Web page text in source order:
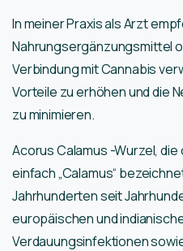
In meiner Praxis als Arzt
Nahrungsergänzungsmittel
Verbindung mit Cannabis
Vorteile zu erhöhen und die
zu minimieren.
Acorus Calamus -Wurzel, die
einfach „Calamus“
Jahrhunderten seit
europäischen und
Verdauungsinfektionen